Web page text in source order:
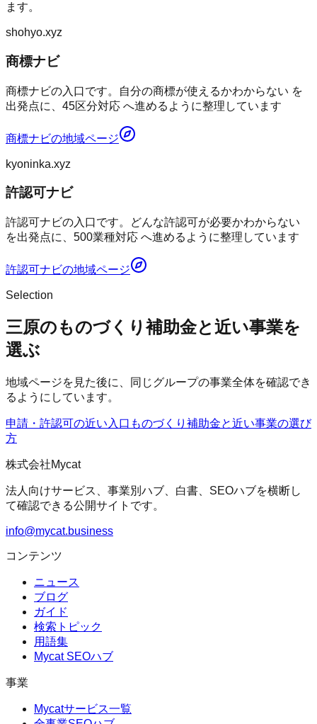
ます。
shohyo.xyz
商標ナビ
商標ナビの入口です。自分の商標が使えるかわからない を
出発点に、45区分対応 へ進めるように整理しています
商標ナビの地域ページ
kyoninka.xyz
許認可ナビ
許認可ナビの入口です。どんな許認可が必要かわからない
を出発点に、500業種対応 へ進めるように整理しています
許認可ナビの地域ページ
Selection
三原のものづくり補助金と近い事業を
選ぶ
地域ページを見た後に、同じグループの事業全体を確認でき
るようにしています。
申請・許認可の近い入口 ものづくり補助金と近い事業の選び
方
株式会社Mycat
法人向けサービス、事業別ハブ、白書、SEOハブを横断し
て確認できる公開サイトです。
info@mycat.business
コンテンツ
ニュース
ブログ
ガイド
検索トピック
用語集
Mycat SEOハブ
事業
Mycatサービス一覧